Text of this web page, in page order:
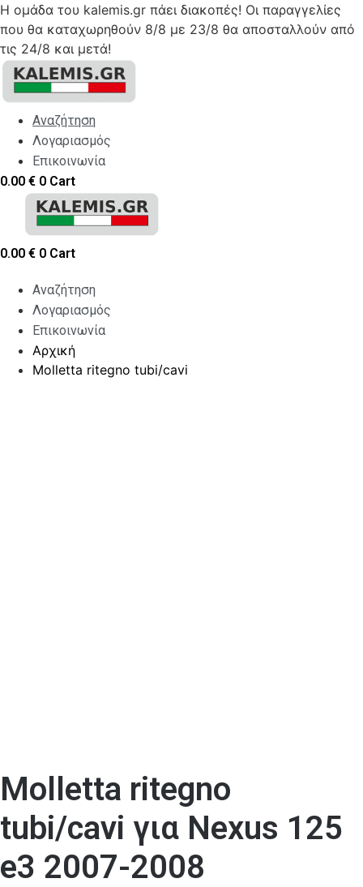
Η ομάδα του kalemis.gr πάει διακοπές! Οι παραγγελίες
που θα καταχωρηθούν 8/8 με 23/8 θα αποσταλλούν από
τις 24/8 και μετά!
Skip
content
Αναζήτηση
Λογαριασμός
Επικοινωνία
0.00 € 0 Cart
0.00 € 0 Cart
Αναζήτηση
Λογαριασμός
Επικοινωνία
Αρχική
Molletta ritegno tubi/cavi
Molletta ritegno
tubi/cavi για Nexus 125
e3 2007-2008